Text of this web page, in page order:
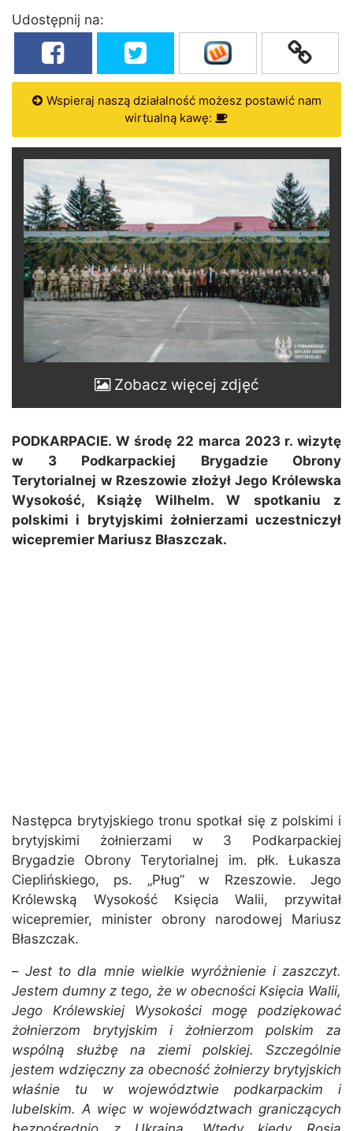
Udostępnij na:
Wspieraj naszą działalność możesz postawić nam
wirtualną kawę:
Zobacz więcej zdjęć
PODKARPACIE. W środę 22 marca 2023 r. wizytę
w 3 Podkarpackiej Brygadzie Obrony
Terytorialnej w Rzeszowie złożył Jego Królewska
Wysokość, Książę Wilhelm. W spotkaniu z
polskimi i brytyjskimi żołnierzami uczestniczył
wicepremier Mariusz Błaszczak.
Następca brytyjskiego tronu spotkał się z polskimi i
brytyjskimi żołnierzami w 3 Podkarpackiej
Brygadzie Obrony Terytorialnej im. płk. Łukasza
Cieplińskiego, ps. „Pług” w Rzeszowie. Jego
Królewską Wysokość Księcia Walii, przywitał
wicepremier, minister obrony narodowej Mariusz
Błaszczak.
–Jest to dla mnie wielkie wyróżnienie i zaszczyt.
Jestem dumny z tego, że w obecności Księcia Walii,
Jego Królewskiej Wysokości mogę podziękować
żołnierzom brytyjskim i żołnierzom polskim za
wspólną służbę na ziemi polskiej. Szczególnie
jestem wdzięczny za obecność żołnierzy brytyjskich
właśnie tu w województwie podkarpackim i
lubelskim. A więc w województwach graniczących